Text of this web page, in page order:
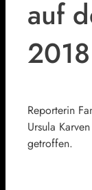
auf
2018
Reporterin
Ursula
getroffen.